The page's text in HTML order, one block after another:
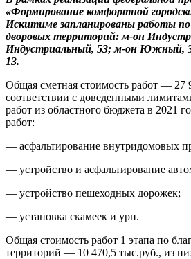
«Формирование комфортной
Искитиме запланированы работы по
дворовых территорий: м-он
Индустриальный, 53; м-он Южный,
13.
Общая сметная стоимость работ — 27
соответствии с доведенными
работ из областного бюджета в 2021
работ:
— асфальтирование внутридомовых
— устройство и асфальтирование
— устройство пешеходных дорожек;
— установка скамеек и урн.
Общая стоимость работ 1 этапа по
территорий — 10 470,5 тыс.руб., из